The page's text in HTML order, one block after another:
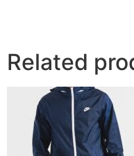
Related